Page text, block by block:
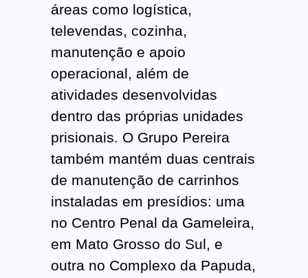
áreas como logística,
televendas, cozinha,
manutenção e apoio
operacional, além de
atividades desenvolvidas
dentro das próprias unidades
prisionais. O Grupo Pereira
também mantém duas centrais
de manutenção de carrinhos
instaladas em presídios: uma
no Centro Penal da Gameleira,
em Mato Grosso do Sul, e
outra no Complexo da Papuda,